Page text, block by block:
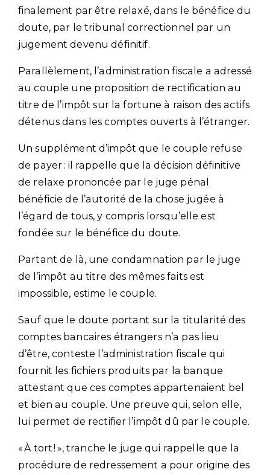
finalement par être relaxé, dans le bénéfice du
doute, par le tribunal correctionnel par un
jugement devenu définitif.
Parallèlement, l’administration fiscale a adressé
au couple une proposition de rectification au
titre de l’impôt sur la fortune à raison des actifs
détenus dans les comptes ouverts à l’étranger.
Un supplément d’impôt que le couple refuse
de payer : il rappelle que la décision définitive
de relaxe prononcée par le juge pénal
bénéficie de l’autorité de la chose jugée à
l’égard de tous, y compris lorsqu’elle est
fondée sur le bénéfice du doute.
Partant de là, une condamnation par le juge
de l’impôt au titre des mêmes faits est
impossible, estime le couple.
Sauf que le doute portant sur la titularité des
comptes bancaires étrangers n’a pas lieu
d’être, conteste l’administration fiscale qui
fournit les fichiers produits par la banque
attestant que ces comptes appartenaient bel
et bien au couple. Une preuve qui, selon elle,
lui permet de rectifier l’impôt dû par le couple.
« À tort ! », tranche le juge qui rappelle que la
procédure de redressement a pour origine des